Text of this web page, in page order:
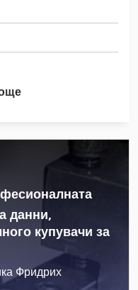
данни,
купувачи за
Фридрих